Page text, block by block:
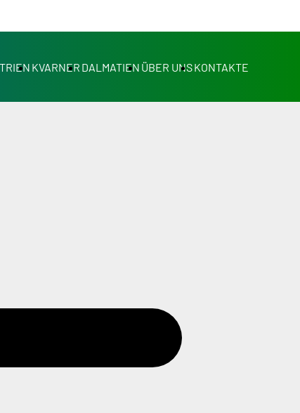
KVARNER DALMATIEN ÜBER UNSKONTAKTE